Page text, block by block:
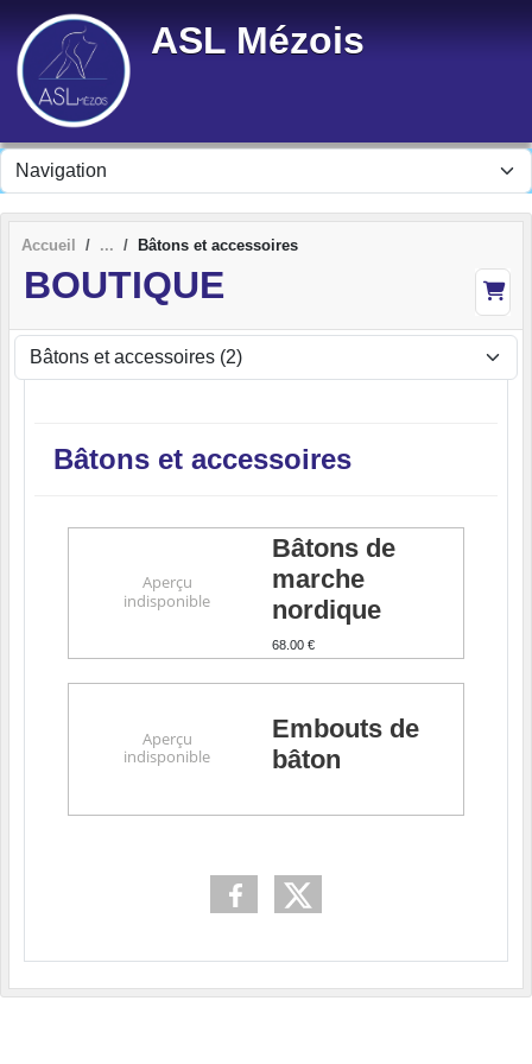
ASL Mézois
Accueil Bâtons et accessoires
BOUTIQUE
Bâtons et accessoires
Bâtons de
marche
nordique
68.00 €
Embouts de
bâton
Panneau de gestion des cookies